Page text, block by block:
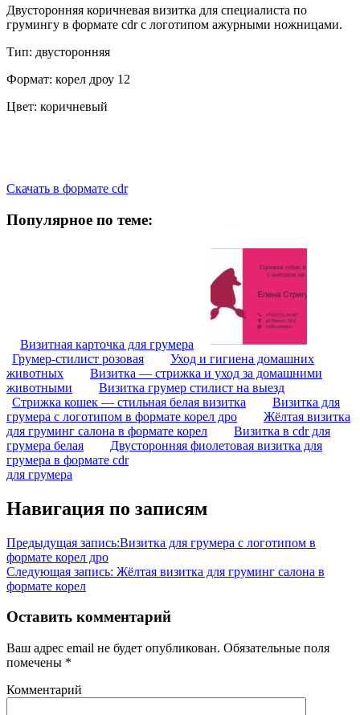
Двусторонняя коричневая визитка для специалиста по
грумингу в формате cdr с логотипом ажурными ножницами.
Тип: двусторонняя
Формат: корел дроу 12
Цвет: коричневый
Скачать в формате cdr
Популярное по теме:
Визитная карточка для грумера
Грумер-стилист розовая
Уход и гигиена домашних
животных
Визитка — стрижка и уход за домашними
животными
Визитка грумер стилист на выезд
Стрижка кошек — стильная белая визитка
Визитка для
грумера с логотипом в формате корел дро
Жёлтая визитка
для груминг салона в формате корел
Визитка в cdr для
грумера белая
Двусторонняя фиолетовая визитка для
грумера в формате cdr
для грумера
Навигация по записям
Предыдущая запись:Визитка для грумера с логотипом в
формате корел дро
Следующая запись: Жёлтая визитка для груминг салона в
формате корел
Оставить комментарий
Ваш адрес email не будет опубликован. Обязательные поля
помечены *
Комментарий